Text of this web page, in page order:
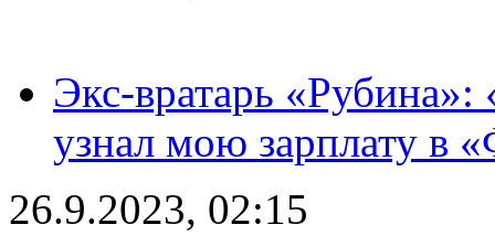
Экс-вратарь «Рубина»:
узнал мою зарплату в
26.9.2023, 02:15